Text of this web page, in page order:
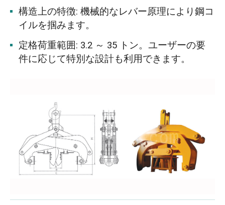
構造上の特徴: 機械的なレバー原理により鋼コ
イルを掴みます。
定格荷重範囲: 3.2 ～ 35 トン。ユーザーの要
件に応じて特別な設計も利用できます。